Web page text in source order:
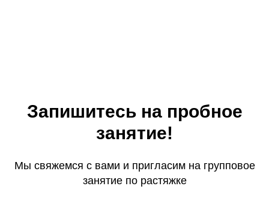
Запишитесь на пробное
занятие!
Мы свяжемся с вами и пригласим на групповое
занятие по растяжке